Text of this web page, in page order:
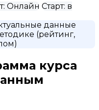
Онлайн Старт: в
данные
(рейтинг,
курса